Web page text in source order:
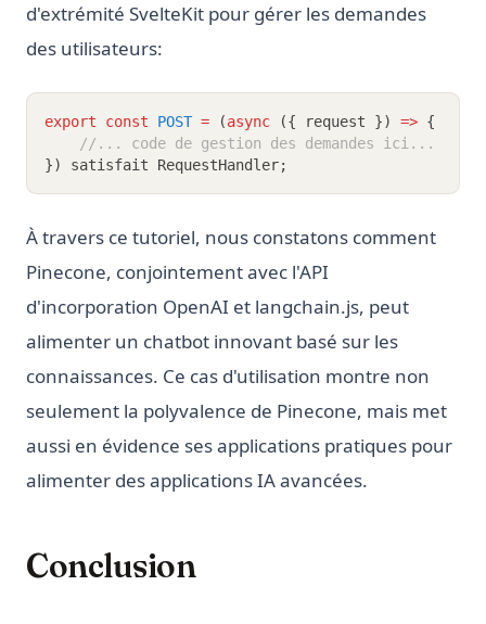
d'extrémité SvelteKit pour gérer les demandes
des utilisateurs:
export const POST = (async ({ request }) => {
//... code de gestion des demandes ici...
}) satisfait RequestHandler;
À travers ce tutoriel, nous constatons comment
Pinecone, conjointement avec l'API
d'incorporation OpenAI et langchain.js, peut
alimenter un chatbot innovant basé sur les
connaissances. Ce cas d'utilisation montre non
seulement la polyvalence de Pinecone, mais met
aussi en évidence ses applications pratiques pour
alimenter des applications IA avancées.
Conclusion